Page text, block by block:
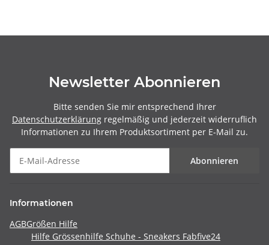
Newsletter Abonnieren
Bitte senden Sie mir entsprechend Ihrer
Datenschutzerklärung regelmäßig und jederzeit widerruflich
Informationen zu Ihrem Produktsortiment per E-Mail zu.
Abonnieren
Informationen
AGBGrößen Hilfe
Hilfe Grössenhilfe Schuhe - Sneakers Fabfive24